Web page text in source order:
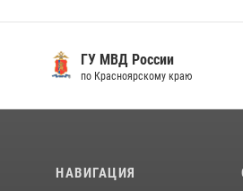
ГУ МВД России
по Красноярскому краю
НАВИГАЦИЯ